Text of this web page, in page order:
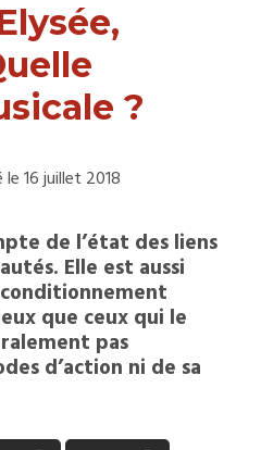
?
le 16 juillet 2018
de l’état des liens
Elle est aussi
que ceux qui le
pas
d’action ni de sa